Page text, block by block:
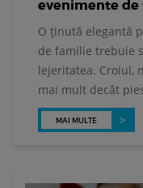
evenimente
O ținută elegantă
de familie trebuie
lejeritatea. Croiul,
mai mult decât
MAI MULTE